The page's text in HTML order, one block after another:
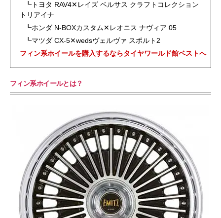
┗トヨタ RAV4✕レイズ ベルサス クラフトコレクション
トリアイナ
┗ホンダ N-BOXカスタム✕レオニス ナヴィア 05
┗マツダ CX-5✕wedsヴェルヴァ スポルト2
フィン系ホイールを購入するならタイヤワールド館ベストへ
フィン系ホイールとは？